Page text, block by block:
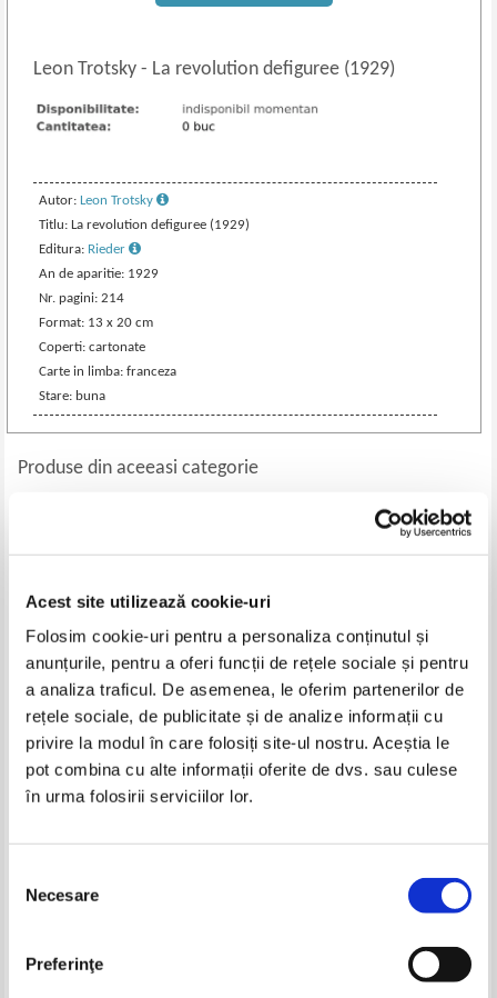
Acest site utilizează cookie-uri
Folosim cookie-uri pentru a personaliza conținutul și
anunțurile, pentru a oferi funcții de rețele sociale și pentru
a analiza traficul. De asemenea, le oferim partenerilor de
rețele sociale, de publicitate și de analize informații cu
privire la modul în care folosiți site-ul nostru. Aceștia le
pot combina cu alte informații oferite de dvs. sau culese
în urma folosirii serviciilor lor.
consimțământului
Necesare
Preferinţe
Leon Trotsky- La revolution defiguree (1929)
Autor:Leon Trotsky
Titlu: La revolution defiguree (1929)
Editura: Rieder
An de aparitie: 1929
Nr. pagini: 214
Format: 13 x 20 cm
Coperti: cartonate
Carte in limba: franceza
Stare: buna
Produse din aceeasi categorie
l'histoire du moyen age (1838)
Pret: 100,00Lei 70,00 Lei
-60%
Henri Bachelin - L'heritage
(1914)
-60%